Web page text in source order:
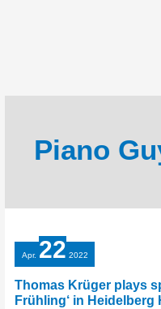
Piano
Apr. 22 2022
Thomas Krüger plays
Frühling‘ in